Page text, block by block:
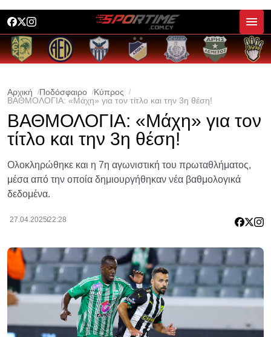
Αρχική Ποδόσφαιρο
Κύπρος
ΒΑΘΜΟΛΟΓΙΑ: «Μάχη» για τον τίτλο και την 3η θέση!
ΒΑΘΜΟΛΟΓΙΑ: «Μάχη» για τον
τίτλο και την 3η θέση!
Ολοκληρώθηκε και η 7η αγωνιστική του πρωταθλήματος,
μέσα από την οποία δημιουργήθηκαν νέα βαθμολογικά
δεδομένα.
27.04.202522:28